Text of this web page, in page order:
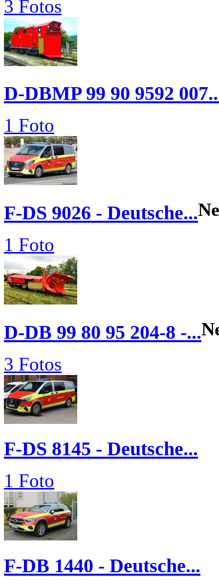
3 Fotos
D-DBMP 99 90 9592
1 Foto
F-DS 9026 - Deutsche...
1 Foto
D-DB 99 80 95 204-8 -...
3 Fotos
F-DS 8145 - Deutsche...
1 Foto
F-DB 1440 - Deutsche...